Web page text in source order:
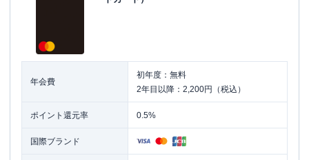
年会費
初年度：無料
2年目以降：2,200円（税込）
ポイント還元率 0.5%
国際ブランド